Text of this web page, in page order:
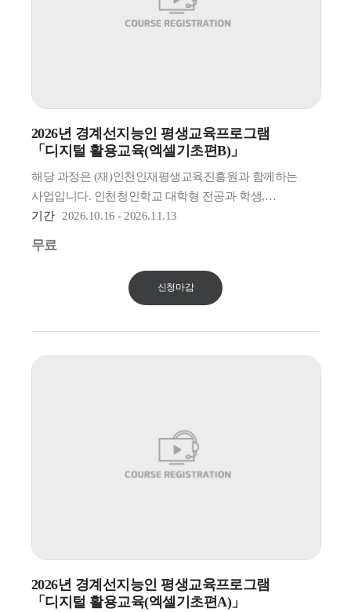
2026년 경계선지능인 평생교육프로그램
「디지털 활용교육(엑셀기초편B)」
해당 과정은 (재)인천인재평생교육진흥원과 함께하는
사업입니다. 인천청인학교 대학형 전공과 학생,
경계선지능인만 수강신청 가능합니다.
예정입니다. (경계선 지능인 여부 확인)
기간 2026.10.16 - 2026.11.13
무료
신청마감
2026년 경계선지능인 평생교육프로그램
「디지털 활용교육(엑셀기초편A)」